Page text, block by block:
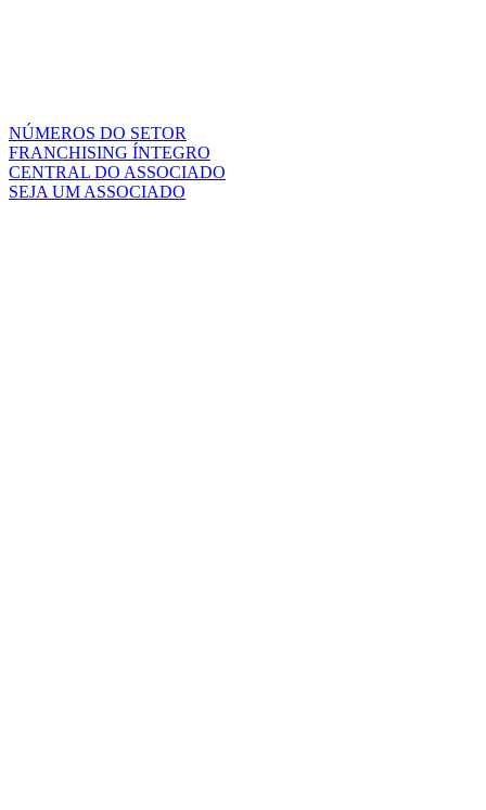
NÚMEROS DO SETOR
FRANCHISING ÍNTEGRO
CENTRAL DO ASSOCIADO
SEJA UM ASSOCIADO